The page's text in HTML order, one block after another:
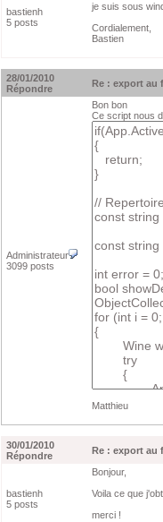
bastienh
5 posts
je suis sous
Cordialement,
Bastien
28/01/2010
Répondre
Re : export au
Administrateur
3099 posts
Bon bon
Ce script nous
Matthieu
30/01/2010
Répondre
Re : export au
bastienh
5 posts
Bonjour,
Voila ce que
merci !